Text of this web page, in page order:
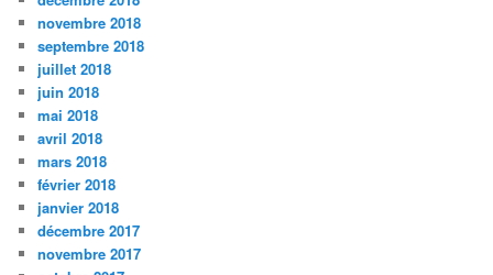
novembre 2018
septembre 2018
juillet 2018
juin 2018
mai 2018
avril 2018
mars 2018
février 2018
janvier 2018
décembre 2017
novembre 2017